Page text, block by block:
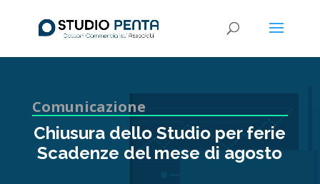
Comunicazione
Chiusura dello Studio per ferie
Scadenze del mese di agosto